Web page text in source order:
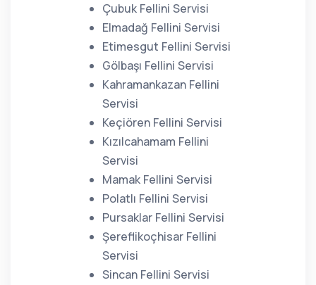
Çubuk Fellini Servisi
Elmadağ Fellini Servisi
Etimesgut Fellini Servisi
Gölbaşı Fellini Servisi
Kahramankazan Fellini
Servisi
Keçiören Fellini Servisi
Kızılcahamam Fellini
Servisi
Mamak Fellini Servisi
Polatlı Fellini Servisi
Pursaklar Fellini Servisi
Şereflikoçhisar Fellini
Servisi
Sincan Fellini Servisi